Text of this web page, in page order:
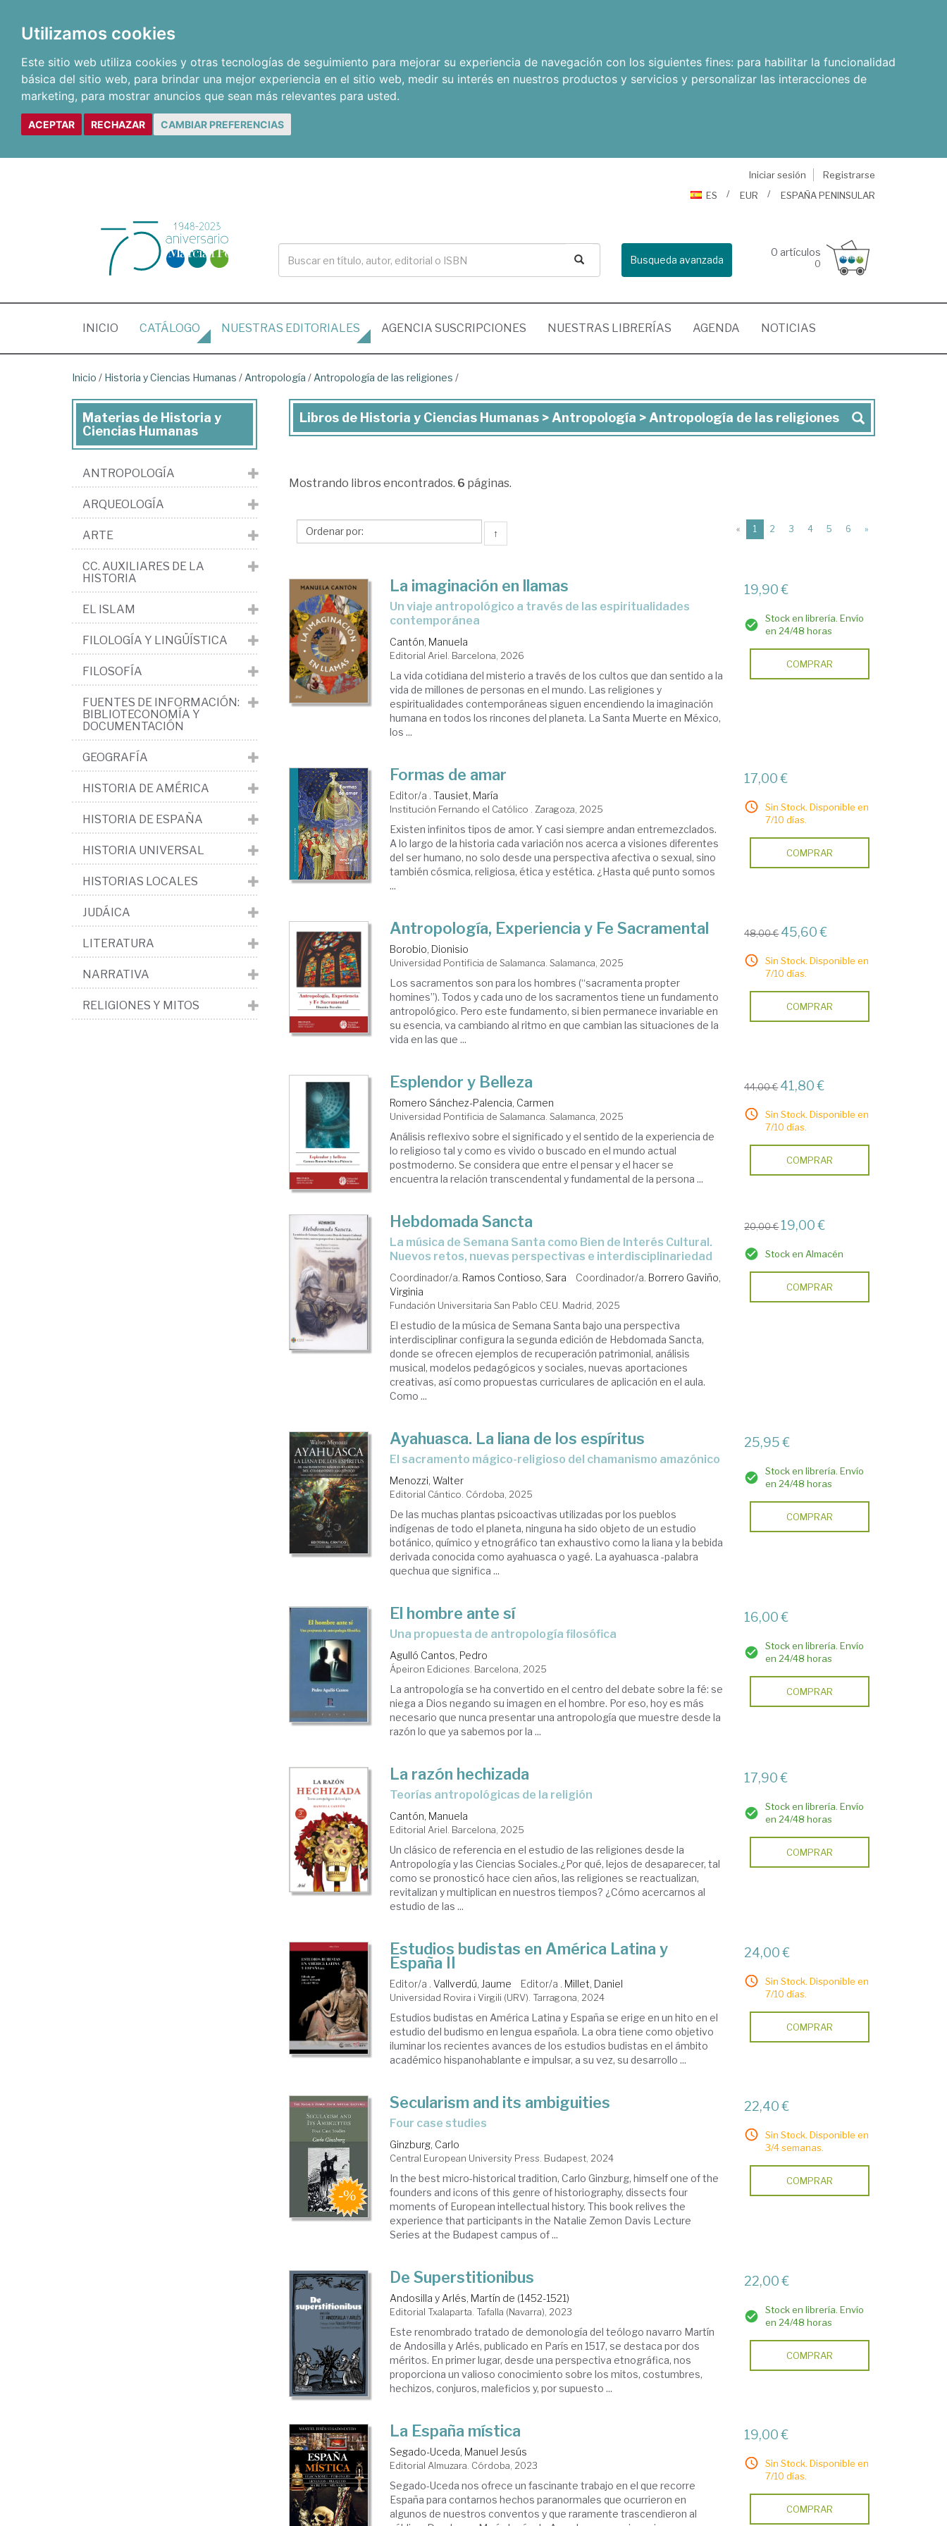
Utilizamos cookies
Este sitio web utiliza cookies y otras tecnologías de seguimiento para mejorar su experiencia de navegación con los siguientes fines: para habilitar la funcionalidad
básica del sitio web, para brindar una mejor experiencia en el sitio web, medir su interés en nuestros productos y servicios y personalizar las interacciones de
marketing, para mostrar anuncios que sean más relevantes para usted.
ACEPTAR RECHAZAR CAMBIAR PREFERENCIAS
Iniciar sesión
Registrarse
ES
EUR ESPAÑA PENINSULAR
Busqueda avanzada
0 artículos
0
INICIO (CURRENT)
CATÁLOGO NUESTRAS EDITORIALES AGENCIA SUSCRIPCIONES NUESTRAS LIBRERÍAS AGENDA NOTICIAS
Inicio / Historia y Ciencias Humanas / Antropología / Antropología de las religiones /
Libros
y
Humanas
Antropología
Antropología
de
las
religiones
Libros de Historia y Ciencias Humanas > Antropología > Antropología de las religiones
Mostrando libros encontrados. 6 páginas.
↑ « 1 (current)
2 3 4 5 6 »
La imaginación en llamas
Un viaje antropológico a través de las espiritualidades
contemporánea
Cantón, Manuela
Editorial Ariel. Barcelona, 2026
La vida cotidiana del misterio a través de los cultos que dan sentido a la
vida de millones de personas en el mundo. Las religiones y
espiritualidades contemporáneas siguen encendiendo la imaginación
humana en todos los rincones del planeta. La Santa Muerte en México,
los ...
19,90 €
Stock en librería. Envío
en 24/48 horas
COMPRAR
Formas de amar
Editor/a .Tausiet, María
Institución Fernando el Católico . Zaragoza, 2025
Existen infinitos tipos de amor. Y casi siempre andan entremezclados.
A lo largo de la historia cada variación nos acerca a visiones diferentes
del ser humano, no solo desde una perspectiva afectiva o sexual, sino
también cósmica, religiosa, ética y estética. ¿Hasta qué punto somos
...
17,00 €
Sin Stock. Disponible en
7/10 días.
COMPRAR
Antropología, Experiencia y Fe Sacramental
Borobio, Dionisio
Universidad Pontificia de Salamanca. Salamanca, 2025
Los sacramentos son para los hombres (“sacramenta propter
homines”). Todos y cada uno de los sacramentos tiene un fundamento
antropológico. Pero este fundamento, si bien permanece invariable en
su esencia, va cambiando al ritmo en que cambian las situaciones de la
vida en las que ...
48,00 € 45,60 €
Sin Stock. Disponible en
7/10 días.
COMPRAR
Esplendor y Belleza
Romero Sánchez-Palencia, Carmen
Universidad Pontificia de Salamanca. Salamanca, 2025
Análisis reflexivo sobre el significado y el sentido de la experiencia de
lo religioso tal y como es vivido o buscado en el mundo actual
postmoderno. Se considera que entre el pensar y el hacer se
encuentra la relación transcendental y fundamental de la persona ...
44,00 € 41,80 €
Sin Stock. Disponible en
7/10 días.
COMPRAR
Hebdomada Sancta
La música de Semana Santa como Bien de Interés Cultural.
Nuevos retos, nuevas perspectivas e interdisciplinariedad
Coordinador/a. Ramos Contioso, Sara Coordinador/a. Borrero Gaviño,
Virginia
Fundación Universitaria San Pablo CEU. Madrid, 2025
El estudio de la música de Semana Santa bajo una perspectiva
interdisciplinar configura la segunda edición de Hebdomada Sancta,
donde se ofrecen ejemplos de recuperación patrimonial, análisis
musical, modelos pedagógicos y sociales, nuevas aportaciones
creativas, así como propuestas curriculares de aplicación en el aula.
Como ...
20,00 € 19,00 €
Stock en Almacén
COMPRAR
Ayahuasca. La liana de los espíritus
El sacramento mágico-religioso del chamanismo amazónico
Menozzi, Walter
Editorial Cántico. Córdoba, 2025
De las muchas plantas psicoactivas utilizadas por los pueblos
indígenas de todo el planeta, ninguna ha sido objeto de un estudio
botánico, químico y etnográfico tan exhaustivo como la liana y la bebida
derivada conocida como ayahuasca o yagé. La ayahuasca -palabra
quechua que significa ...
25,95 €
Stock en librería. Envío
en 24/48 horas
COMPRAR
El hombre ante sí
Una propuesta de antropología filosófica
Agulló Cantos, Pedro
Ápeiron Ediciones. Barcelona, 2025
La antropología se ha convertido en el centro del debate sobre la fé: se
niega a Dios negando su imagen en el hombre. Por eso, hoy es más
necesario que nunca presentar una antropología que muestre desde la
razón lo que ya sabemos por la ...
16,00 €
Stock en librería. Envío
en 24/48 horas
COMPRAR
La razón hechizada
Teorías antropológicas de la religión
Cantón, Manuela
Editorial Ariel. Barcelona, 2025
Un clásico de referencia en el estudio de las religiones desde la
Antropología y las Ciencias Sociales.¿Por qué, lejos de desaparecer, tal
como se pronosticó hace cien años, las religiones se reactualizan,
revitalizan y multiplican en nuestros tiempos? ¿Cómo acercarnos al
estudio de las ...
17,90 €
Stock en librería. Envío
en 24/48 horas
COMPRAR
Estudios budistas en América Latina y
España II
Editor/a .Vallverdú, Jaume Editor/a . Millet, Daniel
Universidad Rovira i Virgili (URV). Tarragona, 2024
Estudios budistas en América Latina y España se erige en un hito en el
estudio del budismo en lengua española. La obra tiene como objetivo
iluminar los recientes avances de los estudios budistas en el ámbito
académico hispanohablante e impulsar, a su vez, su desarrollo ...
24,00 €
Sin Stock. Disponible en
7/10 días.
COMPRAR
Secularism and its ambiguities
four case studies
Ginzburg, Carlo
Central European University Press. Budapest, 2024
In the best micro-historical tradition, Carlo Ginzburg, himself one of the
founders and icons of this genre of historiography, dissects four
moments of European intellectual history. This book relives the
experience that participants in the Natalie Zemon Davis Lecture
Series at the Budapest campus of ...
22,40 €
Sin Stock. Disponible en
3/4 semanas.
COMPRAR
De Superstitionibus
Andosilla y Arlés, Martín de (1452-1521)
Editorial Txalaparta. Tafalla (Navarra), 2023
Este renombrado tratado de demonología del teólogo navarro Martín
de Andosilla y Arlés, publicado en París en 1517, se destaca por dos
méritos. En primer lugar, desde una perspectiva etnográfica, nos
proporciona un valioso conocimiento sobre los mitos, costumbres,
hechizos, conjuros, maleficios y, por supuesto ...
22,00 €
Stock en librería. Envío
en 24/48 horas
COMPRAR
La España mística
Segado-Uceda, Manuel Jesús
Editorial Almuzara. Córdoba, 2023
Segado-Uceda nos ofrece un fascinante trabajo en el que recorre
España para contarnos hechos paranormales que ocurrieron en
algunos de nuestros conventos y que raramente trascendieron al
19,00 €
Sin Stock. Disponible en
7/10 días.
COMPRAR
Materias de Historia y
Ciencias Humanas
ANTROPOLOGÍA
ARQUEOLOGÍA
ARTE
CC. AUXILIARES DE LA
HISTORIA
EL ISLAM
FILOLOGÍA Y LINGÜÍSTICA
FILOSOFÍA
FUENTES DE INFORMACIÓN:
BIBLIOTECONOMÍA Y
DOCUMENTACIÓN
GEOGRAFÍA
HISTORIA DE AMÉRICA
HISTORIA DE ESPAÑA
HISTORIA UNIVERSAL
HISTORIAS LOCALES
JUDÁICA
LITERATURA
NARRATIVA
RELIGIONES Y MITOS